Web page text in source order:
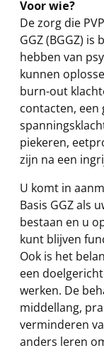
Voor wie?
De zorg die
GGZ (BGGZ)
hebben van
kunnen
burn-out
contacten, een
piekeren,
zijn na een
U komt in
Basis GGZ als
bestaan en u
kunt blijven
Ook is het
een
werken. De
middellang,
verminderen
anders leren